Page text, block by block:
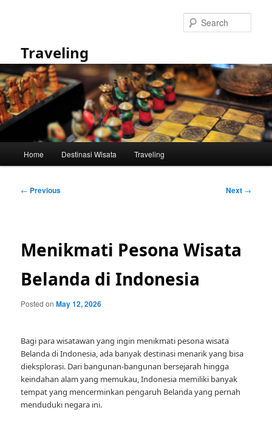
Traveling
Home Destinasi Wisata Traveling
Post
← Previous Next →
Menikmati Pesona Wisata
Belanda di Indonesia
Posted onMay 12, 2026
Bagi para wisatawan yang ingin menikmati pesona wisata
Belanda di Indonesia, ada banyak destinasi menarik yang bisa
dieksplorasi. Dari bangunan-bangunan bersejarah hingga
keindahan alam yang memukau, Indonesia memiliki banyak
tempat yang mencerminkan pengaruh Belanda yang pernah
menduduki negara ini.